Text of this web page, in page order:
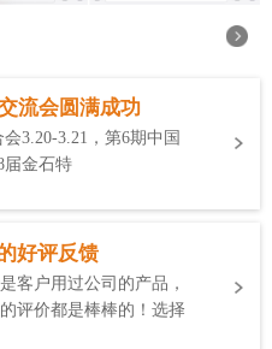
流会圆满成功
3.20-3.21，第6期中国
届金石特
好评反馈
客户用过公司的产品，
评价都是棒棒的！选择